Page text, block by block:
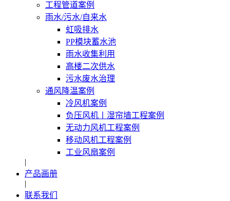
工程管道案例
雨水/污水/自来水
虹吸排水
PP模块蓄水池
雨水收集利用
高楼二次供水
污水废水治理
通风降温案例
冷风机案例
负压风机〡湿帘墙工程案例
无动力风机工程案例
移动风机工程案例
工业风扇案例
|
产品画册
|
联系我们